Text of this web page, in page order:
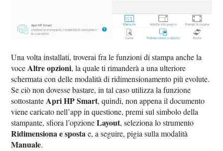
Una volta installati, troverai fra le funzioni di stampa anche la
voce Altre opzioni, la quale ti rimanderà a una ulteriore
schermata con delle modalità di ridimensionamento più evolute.
Se ciò non dovesse bastare, in tal caso utilizza la funzione
sottostante Apri HP Smart, quindi, non appena il documento
viene caricato nell’app in questione, premi sul simbolo della
stampante, sfiora l’opzioneLayout, seleziona lo strumento
Ridimensiona e spostae, a seguire, pigia sulla modalità
Manuale.